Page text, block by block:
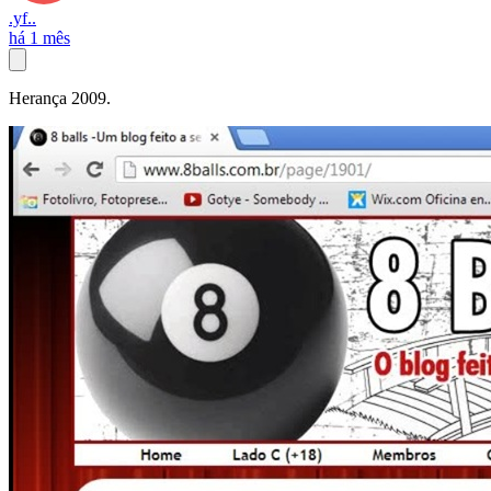
.yf..
há 1 mês
Herança 2009.